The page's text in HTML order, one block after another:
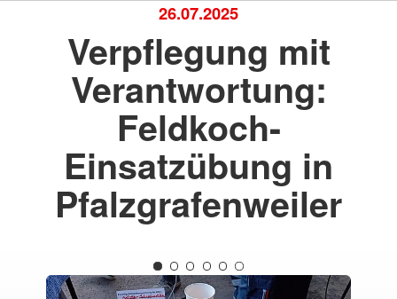
26.07.2025
Verpflegung mit
Verantwortung:
Feldkoch-
Einsatzübung in
Pfalzgrafenweiler